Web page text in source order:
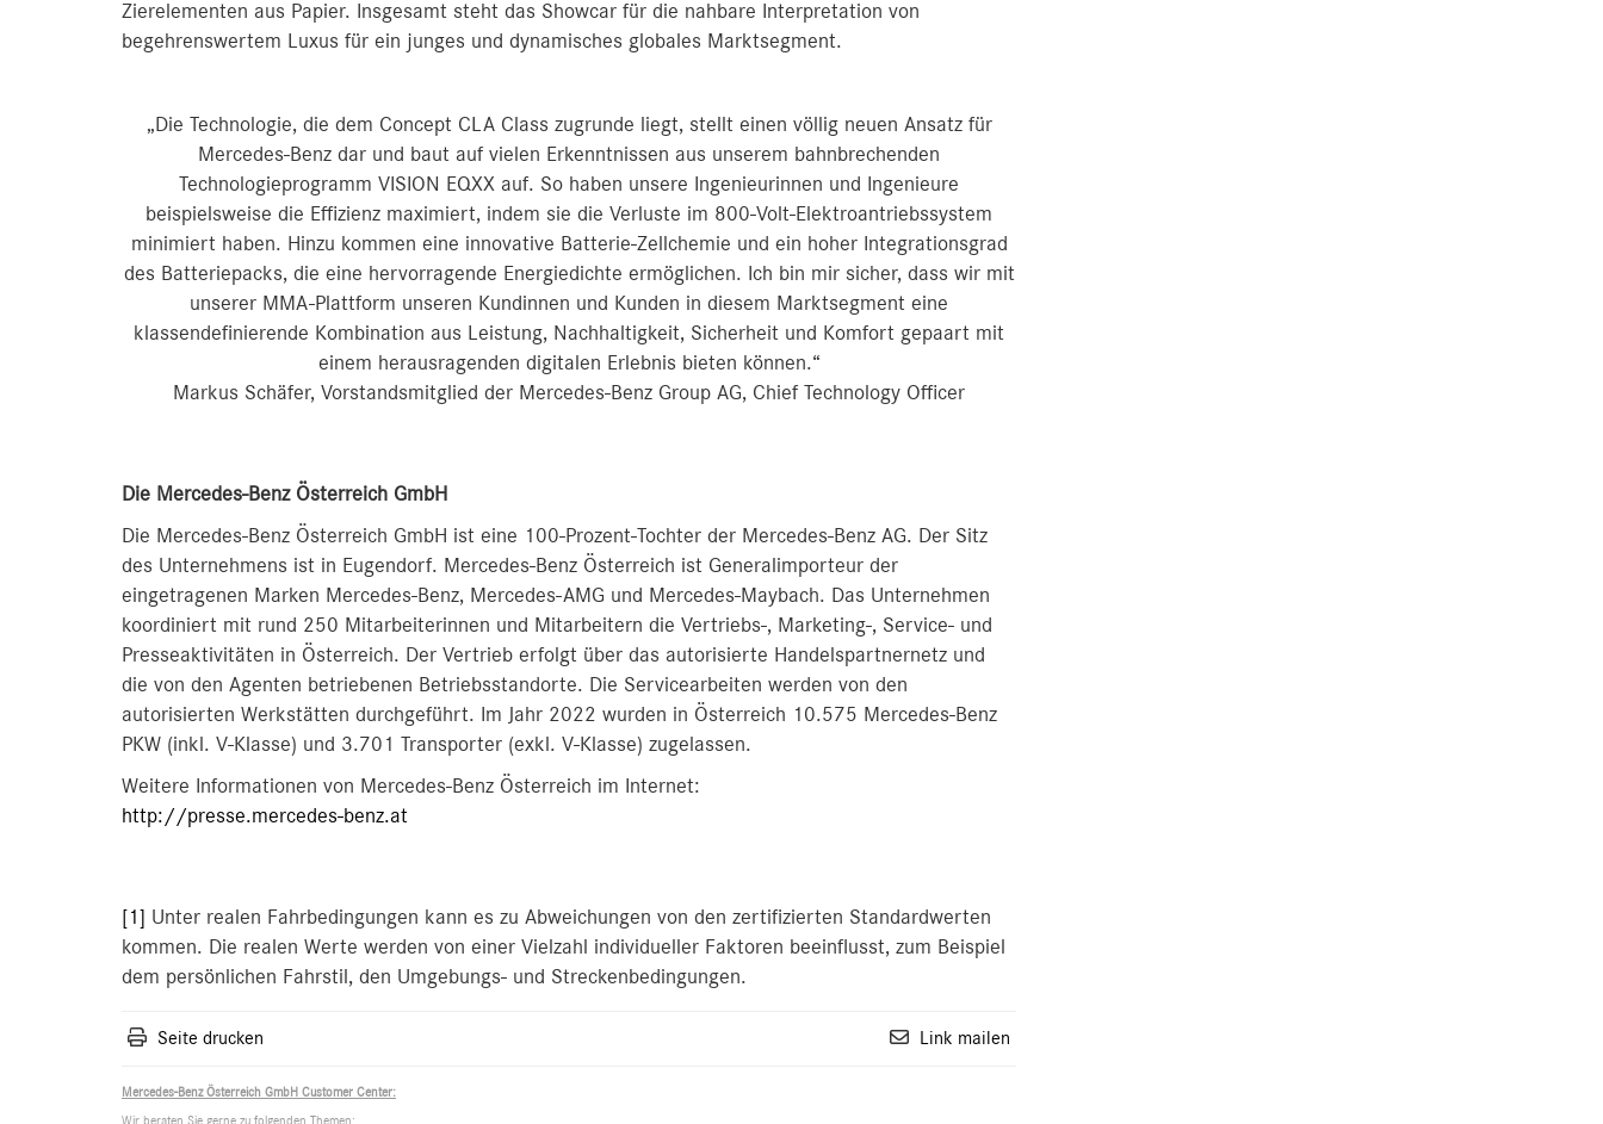
Zierelementen aus Papier. Insgesamt steht das Showcar für die nahbare Interpretation von
begehrenswertem Luxus für ein junges und dynamisches globales Marktsegment.
„Die Technologie, die dem Concept CLA Class zugrunde liegt, stellt einen völlig neuen Ansatz für
Mercedes‑Benz dar und baut auf vielen Erkenntnissen aus unserem bahnbrechenden
Technologieprogramm VISION EQXX auf. So haben unsere Ingenieurinnen und Ingenieure
beispielsweise die Effizienz maximiert, indem sie die Verluste im 800-Volt-Elektroantriebssystem
minimiert haben. Hinzu kommen eine innovative Batterie-Zellchemie und ein hoher Integrationsgrad
des Batteriepacks, die eine hervorragende Energiedichte ermöglichen. Ich bin mir sicher, dass wir mit
unserer MMA-Plattform unseren Kundinnen und Kunden in diesem Marktsegment eine
klassendefinierende Kombination aus Leistung, Nachhaltigkeit, Sicherheit und Komfort gepaart mit
einem herausragenden digitalen Erlebnis bieten können.“
Markus Schäfer, Vorstandsmitglied der Mercedes-Benz Group AG, Chief Technology Officer
Die Mercedes-Benz Österreich GmbH
Die Mercedes-Benz Österreich GmbH ist eine 100-Prozent-Tochter der Mercedes-Benz AG. Der Sitz
des Unternehmens ist in Eugendorf. Mercedes-Benz Österreich ist Generalimporteur der
eingetragenen Marken Mercedes-Benz, Mercedes-AMG und Mercedes-Maybach. Das Unternehmen
koordiniert mit rund 250 Mitarbeiterinnen und Mitarbeitern die Vertriebs-, Marketing-, Service- und
Presseaktivitäten in Österreich. Der Vertrieb erfolgt über das autorisierte Handelspartnernetz und
die von den Agenten betriebenen Betriebsstandorte. Die Servicearbeiten werden von den
autorisierten Werkstätten durchgeführt. Im Jahr 2022 wurden in Österreich 10.575 Mercedes-Benz
PKW (inkl. V-Klasse) und 3.701 Transporter (exkl. V-Klasse) zugelassen.
Weitere Informationen von Mercedes-Benz Österreich im Internet:
http://presse.mercedes-benz.at
[1] Unter realen Fahrbedingungen kann es zu Abweichungen von den zertifizierten Standardwerten
kommen. Die realen Werte werden von einer Vielzahl individueller Faktoren beeinflusst, zum Beispiel
dem persönlichen Fahrstil, den Umgebungs- und Streckenbedingungen.
Seite drucken Link mailen
Mercedes-Benz Österreich GmbH Customer Center:
Wir beraten Sie gerne zu folgenden Themen: